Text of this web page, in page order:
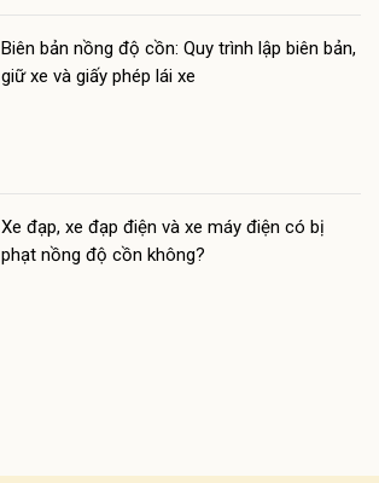
Biên bản nồng độ cồn: Quy trình lập biên bản,
giữ xe và giấy phép lái xe
Xe đạp, xe đạp điện và xe máy điện có bị
phạt nồng độ cồn không?